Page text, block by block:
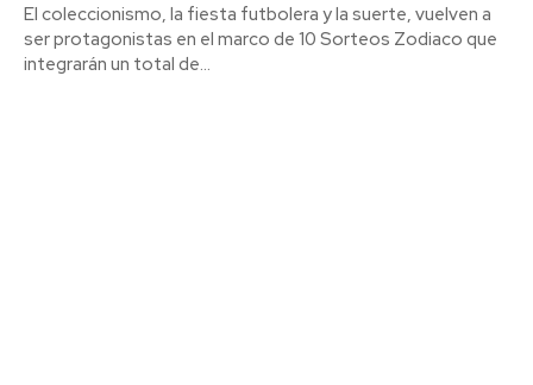
El coleccionismo, la fiesta futbolera y la suerte, vuelven a
ser protagonistas en el marco de 10 Sorteos Zodiaco que
integrarán un total de...